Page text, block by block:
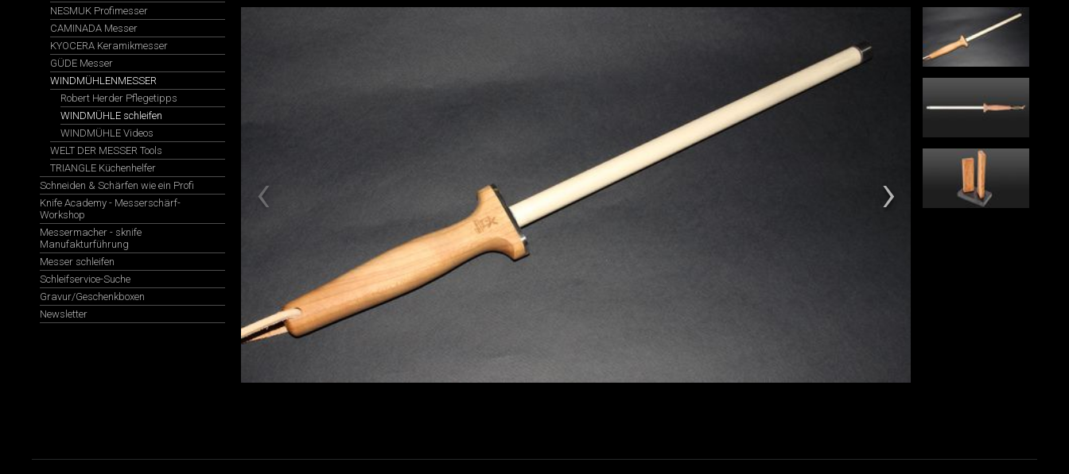
NESMUK Profimesser
CAMINADA Messer
KYOCERA Keramikmesser
GÜDE Messer
WINDMÜHLENMESSER
Robert Herder Pflegetipps
WINDMÜHLE schleifen
WINDMÜHLE Videos
WELT DER MESSER Tools
TRIANGLE Küchenhelfer
Schneiden & Schärfen wie ein Profi
Knife Academy - Messerschärf-
Workshop
Messermacher - sknife
Manufakturführung
Messer schleifen
Schleifservice-Suche
Gravur/Geschenkboxen
Newsletter